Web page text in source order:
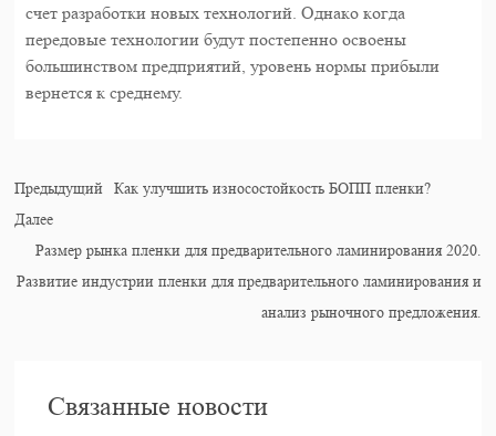
счет разработки новых технологий. Однако когда
передовые технологии будут постепенно освоены
большинством предприятий, уровень нормы прибыли
вернется к среднему.
Предыдущий Как улучшить износостойкость БОПП пленки?
Размер рынка пленки для предварительного ламинирования 2020.
Развитие индустрии пленки для предварительного ламинирования и
анализ рыночного предложения.
Далее
Связанные новости